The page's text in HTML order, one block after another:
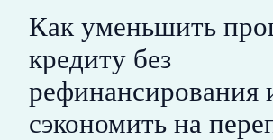
Как уменьшить
кредиту без
рефинансирования
сэкономить на